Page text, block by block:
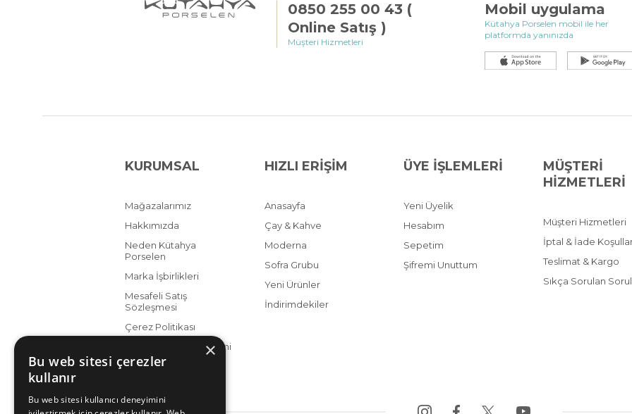
0850 255 00 43 (
Online Satış )
Müşteri Hizmetleri
Mobil uygulama
Kütahya Porselen mobil ile her
platformda yanınızda
KURUMSAL
Mağazalarımız
Hakkımızda
Neden Kütahya
Porselen
Marka İşbirlikleri
Mesafeli Satış
Sözleşmesi
Çerez Politikası
KVKK Aydınlatma Metni
HIZLI ERİŞİM
Anasayfa
Çay & Kahve
Moderna
Sofra Grubu
Yeni Ürünler
İndirimdekiler
ÜYE İŞLEMLERİ
Yeni Üyelik
Hesabım
Sepetim
Şifremi Unuttum
MÜŞTERİ
HİZMETLERİ
Müşteri Hizmetleri
İptal & İade
Teslimat & Kargo
Sıkça Sorulan
×
Bu web sitesi çerezler
kullanır
Bu web sitesi kullanıcı deneyimini